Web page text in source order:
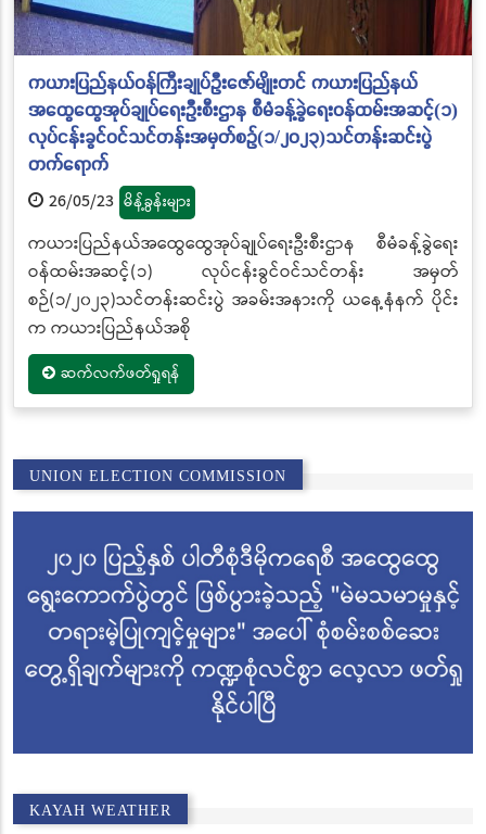
ကယားပြည်နယ်ဝန်ကြီးချုပ်ဦးဇော်မျိုးတင် ကယားပြည်နယ်
အထွေထွေအုပ်ချုပ်ရေးဦးစီးဌာန စီမံခန့်ခွဲရေးဝန်ထမ်းအဆင့်(၁)
လုပ်ငန်းခွင်ဝင်သင်တန်းအမှတ်စဉ်(၁/၂၀၂၃)သင်တန်းဆင်းပွဲ
တက်ရောက်
26/05/23 မိန့်ခွန်းများ
ကယားပြည်နယ်အထွေထွေအုပ်ချုပ်ရေးဦးစီးဌာန စီမံခန့်ခွဲရေး
ဝန်ထမ်းအဆင့်(၁) လုပ်ငန်းခွင်ဝင်သင်တန်း အမှတ်
စဉ်(၁/၂၀၂၃)သင်တန်းဆင်းပွဲ အခမ်းအနားကို ယနေ့နံနက် ပိုင်း
က ကယားပြည်နယ်အစို
ဆက်လက်ဖတ်ရှုရန်
UNION ELECTION COMMISSION
KAYAH WEATHER